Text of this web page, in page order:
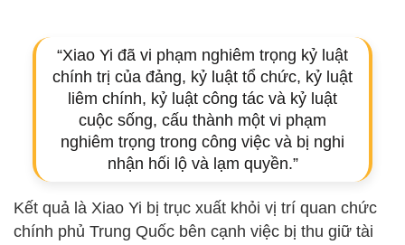
“Xiao Yi đã vi phạm nghiêm trọng kỷ luật
chính trị của đảng, kỷ luật tổ chức, kỷ luật
liêm chính, kỷ luật công tác và kỷ luật
cuộc sống, cấu thành một vi phạm
nghiêm trọng trong công việc và bị nghi
nhận hối lộ và lạm quyền.”
Kết quả là Xiao Yi bị trục xuất khỏi vị trí quan chức
chính phủ Trung Quốc bên cạnh việc bị thu giữ tài